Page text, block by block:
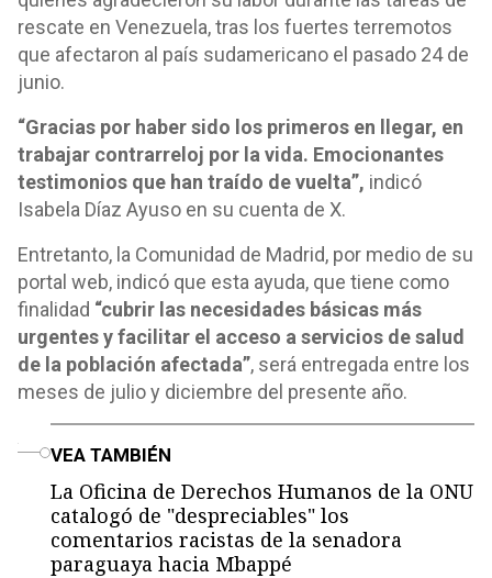
rescate en Venezuela, tras los fuertes terremotos
que afectaron al país sudamericano el pasado 24 de
junio.
“Gracias por haber sido los primeros en llegar, en
trabajar contrarreloj por la vida. Emocionantes
testimonios que han traído de vuelta”, indicó
Isabela Díaz Ayuso en su cuenta de X.
Entretanto, la Comunidad de Madrid, por medio de su
portal web, indicó que esta ayuda, que tiene como
finalidad “cubrir las necesidades básicas más
urgentes y facilitar el acceso a servicios de salud
de la población afectada”, será entregada entre los
meses de julio y diciembre del presente año.
VEA TAMBIÉN
La Oficina de Derechos Humanos de la ONU
catalogó de "despreciables" los
comentarios racistas de la senadora
paraguaya hacia Mbappé